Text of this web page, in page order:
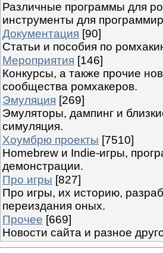
Различные программы для
инструменты для
Документация [90]
Статьи и пособия по
Мероприятия [146]
Конкурсы, а также прочие
сообщества ромхакеров.
Эмуляция [269]
Эмуляторы, дампинг и
симуляция.
Хоумбрю проекты [7510]
Homebrew и Indie-игры,
демонстрации.
Про игры [827]
Про игры, их историю,
переиздания оных.
Прочее [669]
Новости сайта и разное